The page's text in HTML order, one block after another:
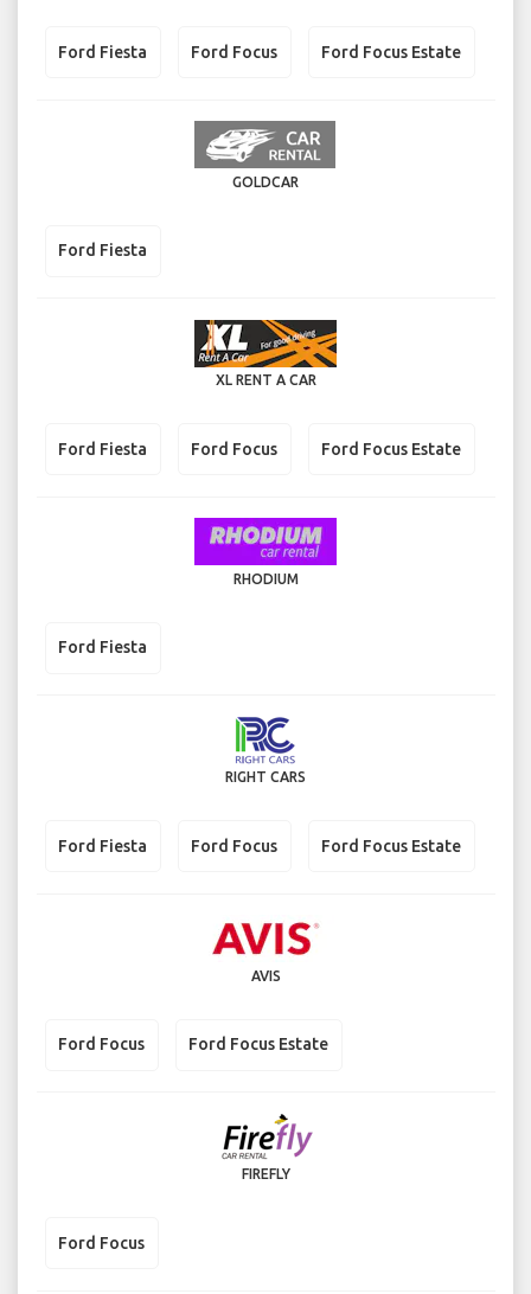
Ford Fiesta Ford Focus Ford Focus Estate
GOLDCAR
Ford Fiesta
XL RENT A CAR
Ford Fiesta Ford Focus Ford Focus Estate
RHODIUM
Ford Fiesta
RIGHT CARS
Ford Fiesta Ford Focus Ford Focus Estate
AVIS
Ford Focus Ford Focus Estate
FIREFLY
Ford Focus